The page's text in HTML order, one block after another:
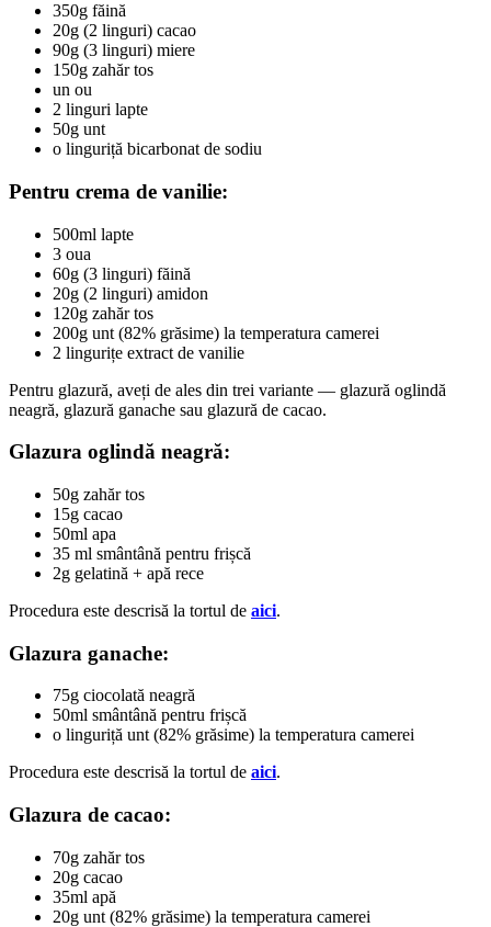
350g făină
20g (2 linguri) cacao
90g (3 linguri) miere
150g zahăr tos
un ou
2 linguri lapte
50g unt
o linguriță bicarbonat de sodiu
Pentru crema de vanilie:
500ml lapte
3 oua
60g (3 linguri) făină
20g (2 linguri) amidon
120g zahăr tos
200g unt (82% grăsime) la temperatura camerei
2 lingurițe extract de vanilie
Pentru glazură, aveți de ales din trei variante — glazură oglindă
neagră, glazură ganache sau glazură de cacao.
Glazura oglindă neagră:
50g zahăr tos
15g cacao
50ml apa
35 ml smântână pentru frișcă
2g gelatină + apă rece
Procedura este descrisă la tortul de aici.
Glazura ganache:
75g ciocolată neagră
50ml smântână pentru frișcă
o linguriță unt (82% grăsime) la temperatura camerei
Procedura este descrisă la tortul de aici.
Glazura de cacao:
70g zahăr tos
20g cacao
35ml apă
20g unt (82% grăsime) la temperatura camerei